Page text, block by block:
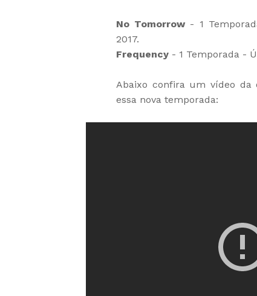
No Tomorrow - 1
2017.
Frequency - 1 Temporada -
Abaixo confira um vídeo da
essa nova temporada: